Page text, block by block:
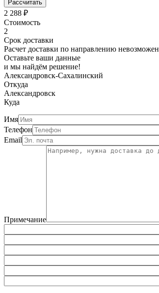
Рассчитать
2 288 ₽
Стоимость
2
Срок доставки
Расчет доставки по направлению невозможен
Оставьте ваши данные
и мы найдём решение!
Александровск-Сахалинский
Откуда
Александровск
Куда
Имя
Телефон
Email
Примечание